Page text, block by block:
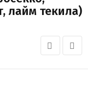
лайм текила)